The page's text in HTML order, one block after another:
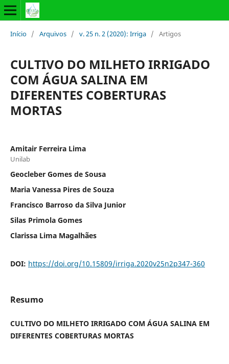
Início / Arquivos / v. 25 n. 2 (2020): Irriga / Artigos
CULTIVO DO MILHETO IRRIGADO
COM ÁGUA SALINA EM
DIFERENTES COBERTURAS
MORTAS
Amitair Ferreira Lima
Unilab
Geocleber Gomes de Sousa
Maria Vanessa Pires de Souza
Francisco Barroso da Silva Junior
Silas Primola Gomes
Clarissa Lima Magalhães
DOI: https://doi.org/10.15809/irriga.2020v25n2p347-360
Resumo
CULTIVO DO MILHETO IRRIGADO COM ÁGUA SALINA EM
DIFERENTES COBERTURAS MORTAS